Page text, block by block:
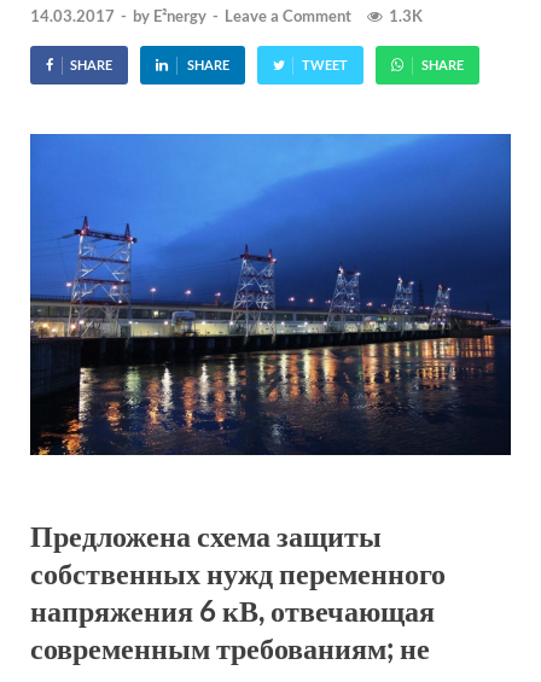
14.03.2017 - by E²nergy - Leave a Comment 1.3K
SHARE SHARE TWEET SHARE
Предложена схема защиты
собственных нужд переменного
напряжения 6 кВ, отвечающая
современным требованиям; не